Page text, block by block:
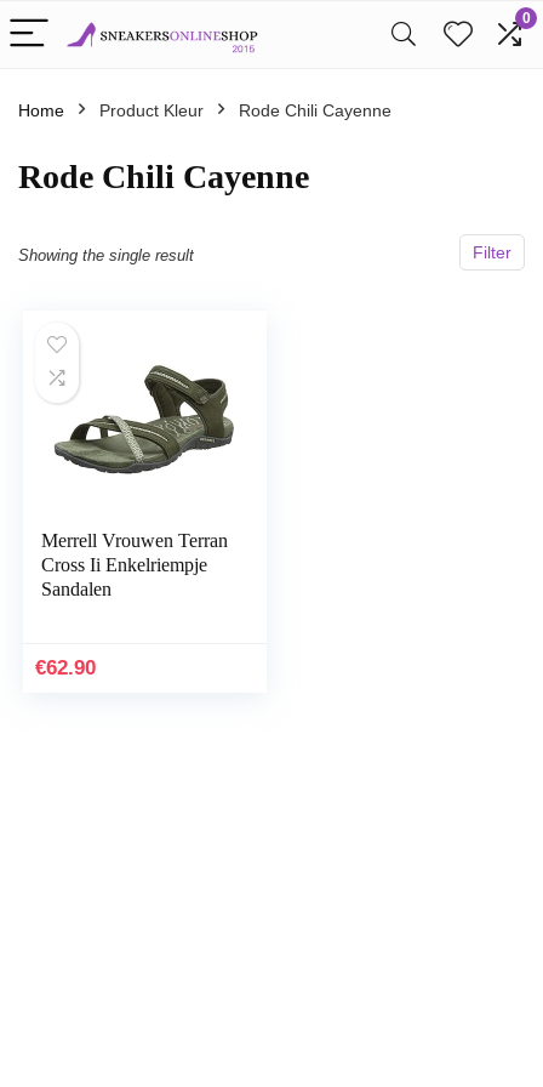
0
Home Product Kleur Rode Chili Cayenne
Rode Chili Cayenne
Filter
Showing the single result
Merrell Vrouwen Terran
Cross Ii Enkelriempje
Sandalen
€62.90